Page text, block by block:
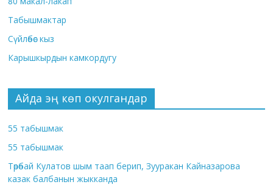
Табышмактар
Сүйлөбөс кыз
Карышкырдын камкордугу
Айда эң көп окулгандар
55 табышмак
55 табышмак
Төрөбай Кулатов шым таап берип, Зууракан Кайназарова
казак балбанын жыкканда